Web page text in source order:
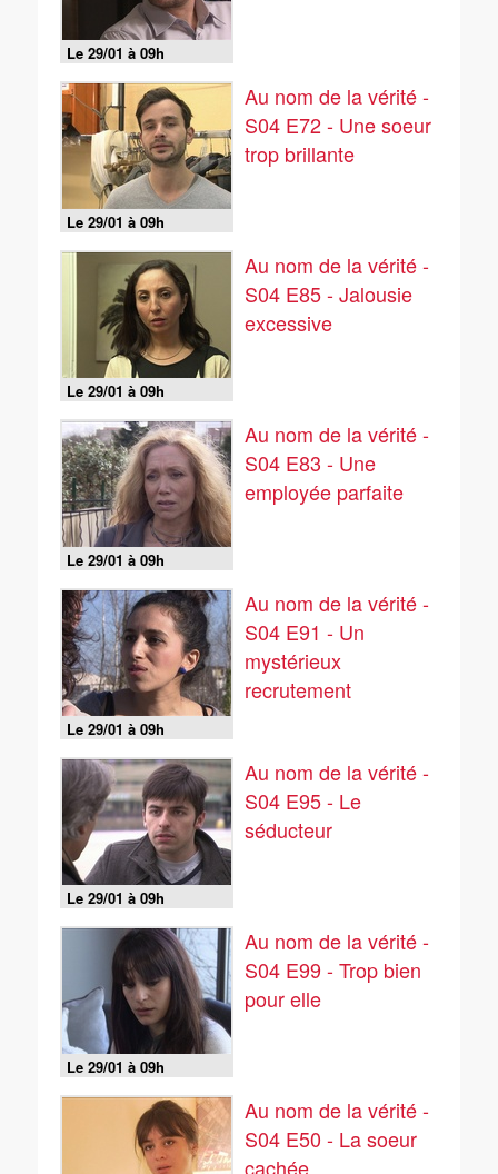
Le 29/01 à 09h
Le 29/01 à 09h
Au nom de la vérité -
S04 E72 - Une soeur
trop brillante
Le 29/01 à 09h
Au nom de la vérité -
S04 E85 - Jalousie
excessive
Le 29/01 à 09h
Au nom de la vérité -
S04 E83 - Une
employée parfaite
Le 29/01 à 09h
Au nom de la vérité -
S04 E91 - Un
mystérieux
recrutement
Le 29/01 à 09h
Au nom de la vérité -
S04 E95 - Le
séducteur
Le 29/01 à 09h
Au nom de la vérité -
S04 E99 - Trop bien
pour elle
Au nom de la vérité -
S04 E50 - La soeur
cachée